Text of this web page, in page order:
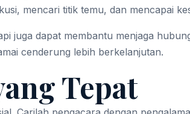
mencari titik temu, dan mencapai
juga dapat membantu menjaga
cenderung lebih berkelanjutan.
Tepat